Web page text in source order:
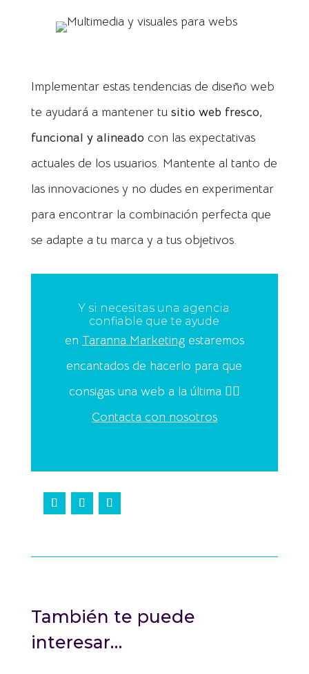
Implementar estas tendencias de diseño web
te ayudará a mantener tu sitio web fresco,
funcional y alineadocon las expectativas
actuales de los usuarios. Mantente al tanto de
las innovaciones y no dudes en experimentar
para encontrar la combinación perfecta que
se adapte a tu marca y a tus objetivos.
Y si necesitas una agencia
confiable que te ayude
en Taranna Marketingestaremos
encantados de hacerlo para que
consigas una web a la última 👍🏻
Contacta con nosotros
También te puede
interesar…